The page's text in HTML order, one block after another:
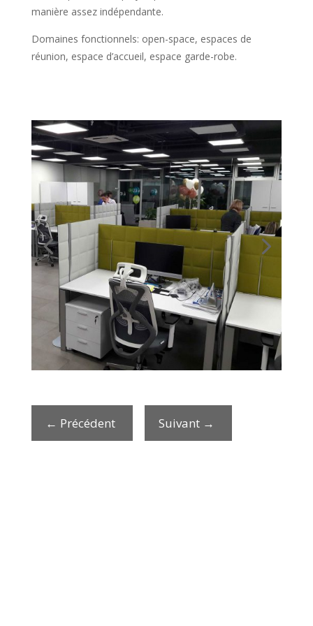
manière assez indépendante.
Domaines fonctionnels: open-space, espaces de
réunion, espace d’accueil, espace garde-robe.
← Précédent Suivant→